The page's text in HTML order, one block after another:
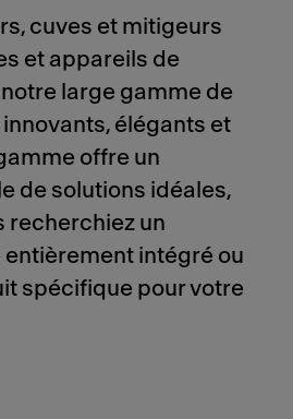
cuves et mitigeurs
et appareils de
large gamme de
élégants et
offre un
de solutions idéales,
recherchiez un
entièrement intégré ou
spécifique pour votre